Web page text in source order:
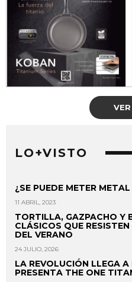
LO+VISTO
¿SE PUEDE METER
11 ABRIL, 2023
TORTILLA, GAZPACHO Y
CLÁSICOS QUE
DEL VERANO
24 JULIO, 2026
LA REVOLUCIÓN LLEGA
PRESENTA THE ONE